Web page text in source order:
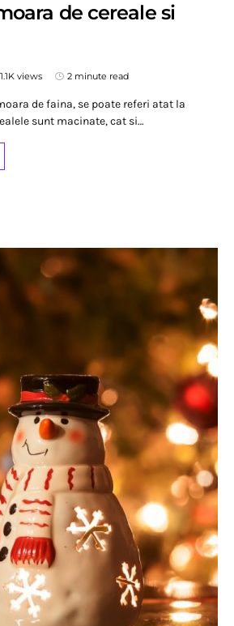
de cereale si
1.1K views 2 minute read
de faina, se poate referi atat la
sunt macinate, cat si…